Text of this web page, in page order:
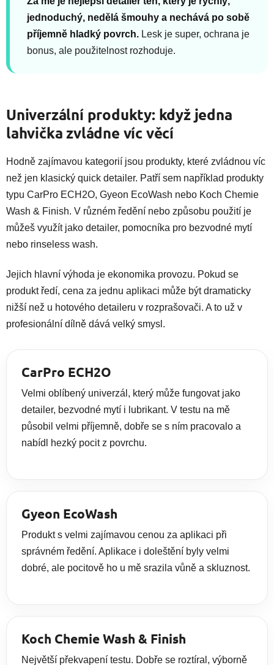
jednoduchý, nedělá šmouhy a nechává po sobě
příjemně hladký povrch. Lesk je super, ochrana je
bonus, ale použitelnost rozhoduje.
Univerzální produkty: když jedna
lahvička zvládne víc věcí
Hodně zajímavou kategorií jsou produkty, které zvládnou víc
než jen klasický quick detailer. Patří sem například produkty
typu CarPro ECH2O, Gyeon EcoWash nebo Koch Chemie
Wash & Finish. V různém ředění nebo způsobu použití je
můžeš využít jako detailer, pomocníka pro bezvodné mytí
nebo rinseless wash.
Jejich hlavní výhoda je ekonomika provozu. Pokud se
produkt ředí, cena za jednu aplikaci může být dramaticky
nižší než u hotového detaileru v rozprašovači. A to už v
profesionální dílně dává velký smysl.
CarPro ECH2O
Velmi oblíbený univerzál, který může fungovat jako
detailer, bezvodné mytí i lubrikant. V testu na mě
působil velmi příjemně, dobře se s ním pracovalo a
nabídl hezký pocit z povrchu.
Gyeon EcoWash
Produkt s velmi zajímavou cenou za aplikaci při
správném ředění. Aplikace i doleštění byly velmi
dobré, ale pocitově ho u mě srazila vůně a skluznost.
Koch Chemie Wash & Finish
Největší překvapení testu. Dobře se roztíral, výborně